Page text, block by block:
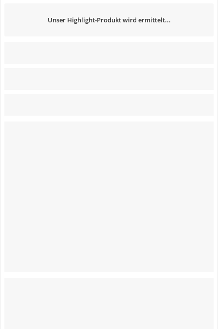
Unser Highlight-Produkt wird ermittelt...